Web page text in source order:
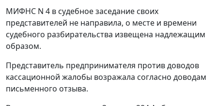
МИФНС N 4 в судебное заседание своих
представителей не направила, о месте и времени
судебного разбирательства извещена надлежащим
образом.
Представитель предпринимателя против доводов
кассационной жалобы возражала согласно доводам
письменного отзыва.